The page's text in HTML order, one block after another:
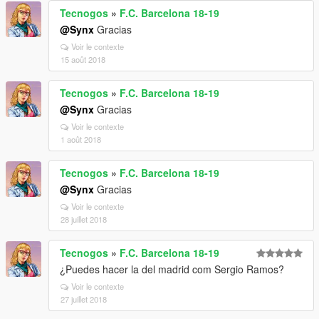
Tecnogos » F.C. Barcelona 18-19
@Synx Gracias
Voir le contexte
15 août 2018
Tecnogos » F.C. Barcelona 18-19
@Synx Gracias
Voir le contexte
1 août 2018
Tecnogos » F.C. Barcelona 18-19
@Synx Gracias
Voir le contexte
28 juillet 2018
Tecnogos » F.C. Barcelona 18-19
¿Puedes hacer la del madrid com Sergio Ramos?
Voir le contexte
27 juillet 2018